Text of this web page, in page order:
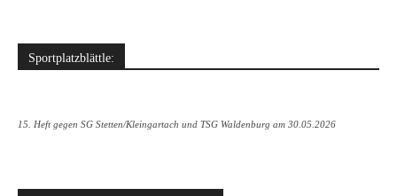
Sportplatzblättle:
15. Heft gegen SG Stetten/Kleingartach und TSG Waldenburg am 30.05.2026